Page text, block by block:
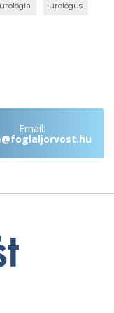
urológia urológus
Email: